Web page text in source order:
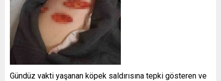
Gündüz vakti yaşanan köpek saldırısına tepki gösteren ve